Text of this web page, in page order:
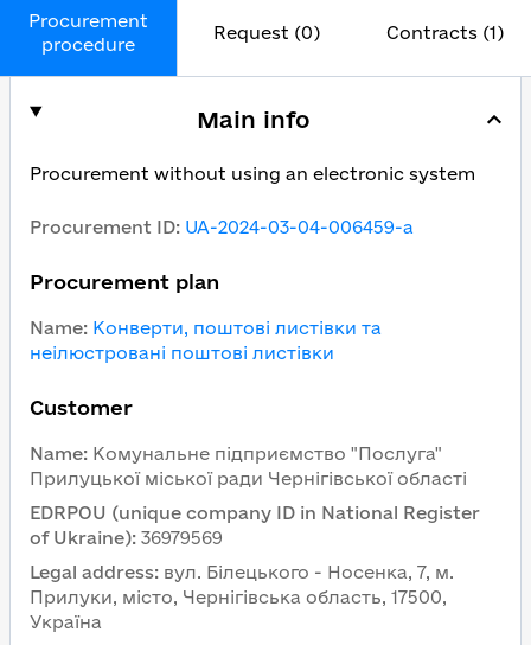
Procurement
procedure
Request (0) Contracts (1)
Main info
Procurement without using an electronic system
Procurement ID: UA-2024-03-04-006459-a
Procurement plan
Name: Конверти, поштові листівки та
неілюстровані поштові листівки
Customer
Name: Комунальне підприємство "Послуга"
Прилуцької міської ради Чернігівської області
EDRPOU (unique company ID in National Register
of Ukraine): 36979569
Legal address: вул. Білецького - Носенка, 7, м.
Прилуки, місто, Чернігівська область, 17500,
Україна